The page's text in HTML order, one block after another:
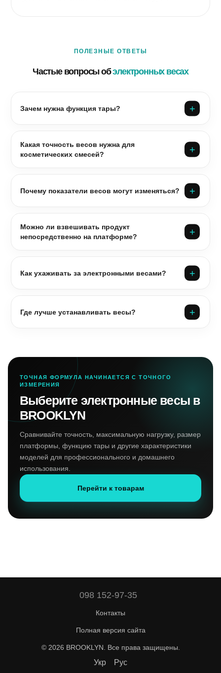
ПОЛЕЗНЫЕ ОТВЕТЫ
Частые вопросы обэлектронных весах
Зачем нужна функция тары?
Какая точность весов нужна для
косметических смесей?
Почему показатели весов могут изменяться?
Можно ли взвешивать продукт
непосредственно на платформе?
Как ухаживать за электронными весами?
Где лучше устанавливать весы?
ТОЧНАЯ ФОРМУЛА НАЧИНАЕТСЯ С ТОЧНОГО
ИЗМЕРЕНИЯ
Выберите электронные весы в
BROOKLYN
Сравнивайте точность, максимальную нагрузку, размер
платформы, функцию тары и другие характеристики
моделей для профессионального и домашнего
использования.
Перейти к товарам
098 152-97-35
Контакты
Полная версия сайта
© 2026 BROOKLYN. Все права защищены.
Укр Рус